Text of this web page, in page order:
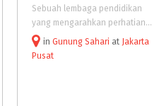
Sebuah lembaga pendidikan
yang mengarahkan perhatiannya terhadap perkembangan teknologi baru yang inovatif seperti halnya robot, yang dapat diajarkan kepada murid-murid di sekolah-sekolah sejak usia dini (mulai umur 4-18 tahun), baik dalam bentuk presenta
in Gunung Sahari at Jakarta
Pusat